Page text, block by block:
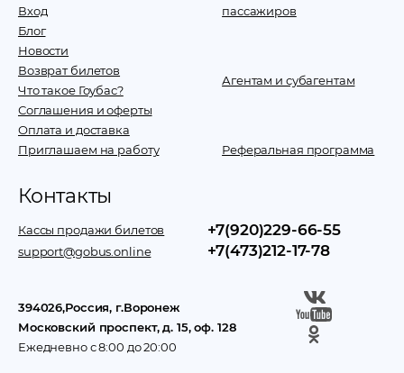
Вход
Блог
Новости
Возврат билетов
Что такое Гоубас?
Соглашения и оферты
Оплата и доставка
Приглашаем на работу
пассажиров
Агентам и субагентам
Реферальная программа
Контакты
Кассы продажи билетов
support@gobus.online
+7(920)229-66-55
+7(473)212-17-78
394026,Россия, г.Воронеж
Московский проспект, д. 15, оф. 128
Ежедневно с 8:00 до 20:00